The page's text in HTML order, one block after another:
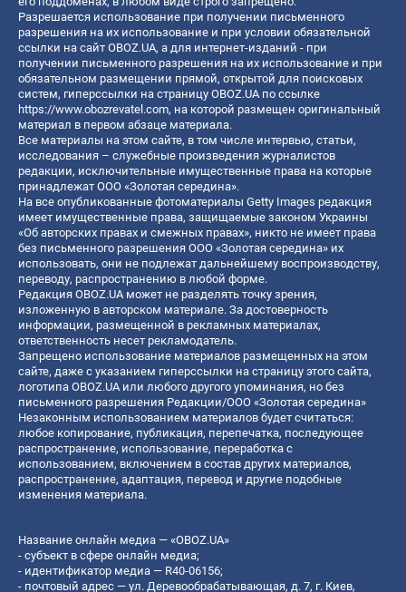
Разрешается использование при получении письменного
разрешения на их использование и при условии обязательной
ссылки на сайт OBOZ.UA, а для интернет-изданий - при
получении письменного разрешения на их использование и при
обязательном размещении прямой, открытой для поисковых
систем, гиперссылки на страницу OBOZ.UA по ссылке
https://www.obozrevatel.com, на которой размещен оригинальный
материал в первом абзаце материала.
Все материалы на этом сайте, в том числе интервью, статьи,
исследования – служебные произведения журналистов
редакции, исключительные имущественные права на которые
принадлежат ООО «Золотая середина».
На все опубликованные фотоматериалы Getty Images редакция
имеет имущественные права, защищаемые законом Украины
«Об авторских правах и смежных правах», никто не имеет права
без письменного разрешения ООО «Золотая середина» их
использовать, они не подлежат дальнейшему воспроизводству,
переводу, распространению в любой форме.
Редакция OBOZ.UA может не разделять точку зрения,
изложенную в авторском материале. За достоверность
информации, размещенной в рекламных материалах,
ответственность несет рекламодатель.
Запрещено использование материалов размещенных на этом
сайте, даже с указанием гиперссылки на страницу этого сайта,
логотипа OBOZ.UA или любого другого упоминания, но без
письменного разрешения Редакции/ООО «Золотая середина»
Незаконным использованием материалов будет считаться:
любое копирование, публикация, перепечатка, последующее
распространение, использование, переработка с
использованием, включением в состав других материалов,
распространение, адаптация, перевод и другие подобные
изменения материала.
Название онлайн медиа — «OBOZ.UA»
- субъект в сфере онлайн медиа;
- идентификатор медиа — R40-06156;
- почтовый адрес — ул. Деревообрабатывающая, д. 7, г. Киев,